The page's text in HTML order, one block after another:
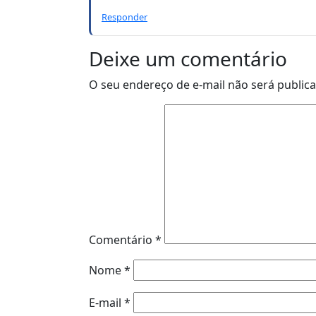
Responder
Deixe um comentário
O seu endereço de e-mail não será
Comentário *
Nome*
E-mail *